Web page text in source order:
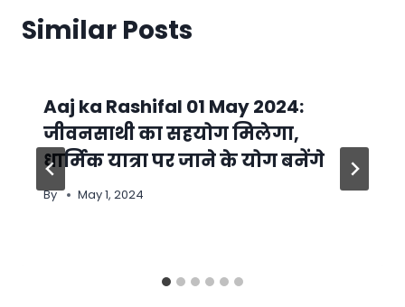
Similar Posts
Aaj ka Rashifal 01 May 2024:
जीवनसाथी का सहयोग मिलेगा,
धार्मिक यात्रा पर जाने के योग बनेंगे
By May 1, 2024